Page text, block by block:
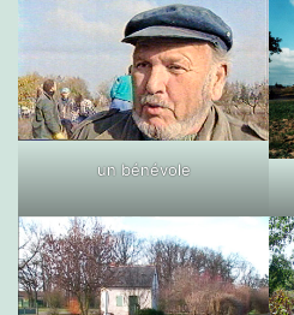
un bénévole